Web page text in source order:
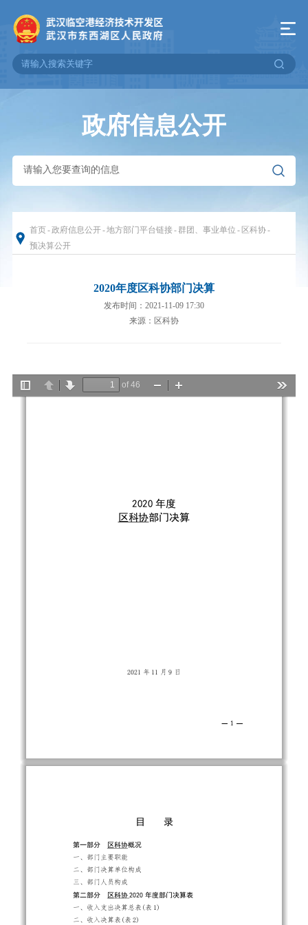
政府信息公开
首页-政府信息公开-地方部门平台链接- 群团、事业单位 - 区科协-
预决算公开
2020年度区科协部门决算
发布时间：2021-11-09 17:30
来源：区科协